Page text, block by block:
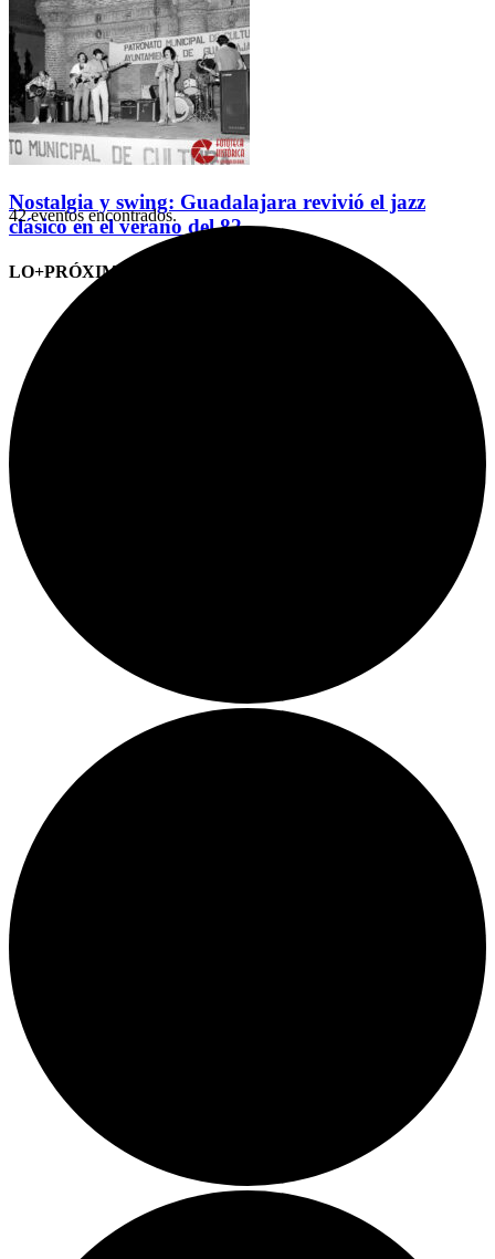
Nostalgia y swing: Guadalajara revivió el jazz
clásico en el verano del 82
LO+PRÓXIMO (CITAS)
42 eventos encontrados.